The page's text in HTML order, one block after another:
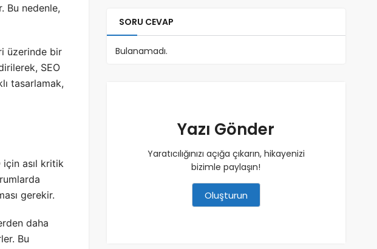
Bu nedenle,
üzerinde bir
SEO
tasarlamak,
için asıl kritik
gerekir.
daha
Bu
SORU CEVAP
Bulanamadı.
Yazı Gönder
Yaratıcılığınızı açığa çıkarın, hikayenizi
bizimle paylaşın!
Oluşturun